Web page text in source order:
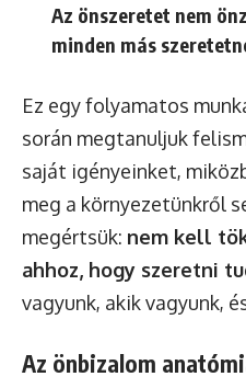
Az önszeretet nem
minden más
Ez egy folyamatos
során megtanuljuk
saját igényeinket,
meg a környezetünkről
megértsük: nem kell
ahhoz, hogy szeretni
vagyunk, akik vagyunk,
Az önbizalom